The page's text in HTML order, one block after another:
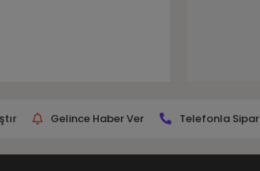
Gelince Haber Ver Telefonla